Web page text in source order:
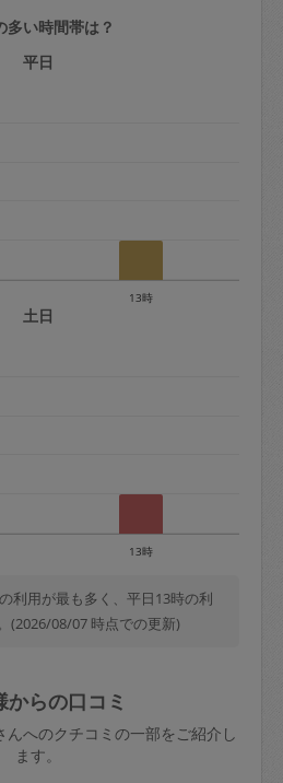
ンセルする場合、毎週定
隔週定期は月1回までキャ
金の設定について：
多い時間帯は？
平日
13時
土日
13時
利用が最も多く、平日13時の利
(2026/08/07 時点での更新)
からの口コミ
へのクチコミの一部をご紹介し
ます。